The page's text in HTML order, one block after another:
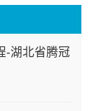
-湖北省腾冠